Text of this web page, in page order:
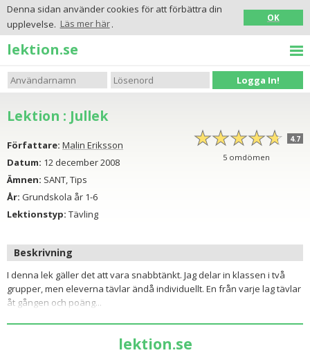
Denna sidan använder cookies för att förbättra din
upplevelse. Läs mer här.
OK
lektion.se
Logga In!
Lektion : Jullek
☆☆☆☆☆
★★★★★ 4.7
5 omdömen
Författare: Malin Eriksson
Datum: 12 december 2008
Ämnen: SANT, Tips
År: Grundskola år 1-6
Lektionstyp: Tävling
Beskrivning
I denna lek gäller det att vara snabbtänkt. Jag delar in klassen i två
grupper, men eleverna tävlar ändå individuellt. En från varje lag tävlar
åt gången och poäng...
lektion.se